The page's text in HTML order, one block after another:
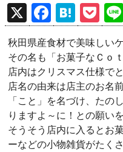
X
F
a
ce
b
o
o
k
H
at
e
n
a
P
o
ck
et
秋田県産食材で美味しい
その名も「お菓子なＣｏｔ
店内はクリスマス仕様で
店名の由来は店主のお名
「こと」を名づけ、たの
りますよ～に！との願いを
そうそう店内に入るとお
ーなどの小物雑貨がたく